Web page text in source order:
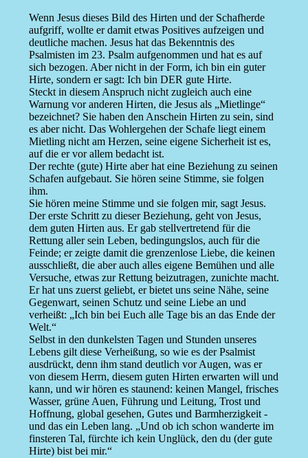
Wenn Jesus dieses Bild des Hirten und der Schafherde
aufgriff, wollte er damit etwas Positives aufzeigen und
deutliche machen. Jesus hat das Bekenntnis des
Psalmisten im 23. Psalm aufgenommen und hat es auf
sich bezogen. Aber nicht in der Form, ich bin ein guter
Hirte, sondern er sagt: Ich bin DER gute Hirte.
Steckt in diesem Anspruch nicht zugleich auch eine
Warnung vor anderen Hirten, die Jesus als „Mietlinge“
bezeichnet? Sie haben den Anschein Hirten zu sein, sind
es aber nicht. Das Wohlergehen der Schafe liegt einem
Mietling nicht am Herzen, seine eigene Sicherheit ist es,
auf die er vor allem bedacht ist.
Der rechte (gute) Hirte aber hat eine Beziehung zu seinen
Schafen aufgebaut. Sie hören seine Stimme, sie folgen
ihm.
Sie hören meine Stimme und sie folgen mir, sagt Jesus.
Der erste Schritt zu dieser Beziehung, geht von Jesus,
dem guten Hirten aus. Er gab stellvertretend für die
Rettung aller sein Leben, bedingungslos, auch für die
Feinde; er zeigte damit die grenzenlose Liebe, die keinen
ausschließt, die aber auch alles eigene Bemühen und alle
Versuche, etwas zur Rettung beizutragen, zunichte macht.
Er hat uns zuerst geliebt, er bietet uns seine Nähe, seine
Gegenwart, seinen Schutz und seine Liebe an und
verheißt: „Ich bin bei Euch alle Tage bis an das Ende der
Welt.“
Selbst in den dunkelsten Tagen und Stunden unseres
Lebens gilt diese Verheißung, so wie es der Psalmist
ausdrückt, denn ihm stand deutlich vor Augen, was er
von diesem Herrn, diesem guten Hirten erwarten will und
kann, und wir hören es staunend: keinen Mangel, frisches
Wasser, grüne Auen, Führung und Leitung, Trost und
Hoffnung, global gesehen, Gutes und Barmherzigkeit -
und das ein Leben lang. „Und ob ich schon wanderte im
finsteren Tal, fürchte ich kein Unglück, den du (der gute
Hirte) bist bei mir.“